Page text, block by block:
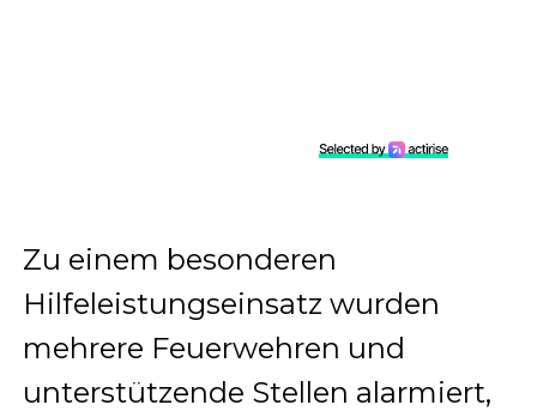
Zu einem besonderen
Hilfeleistungseinsatz wurden
mehrere Feuerwehren und
unterstützende Stellen alarmiert,